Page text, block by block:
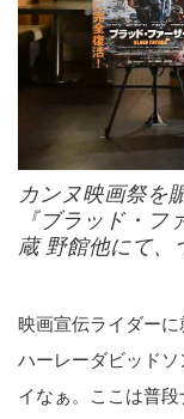
カンヌ映画祭を
『ブラッド・フ
蔵 野館他にて、
映画宣伝ライダー
ハーレーダビッド
イなぁ。ここは普